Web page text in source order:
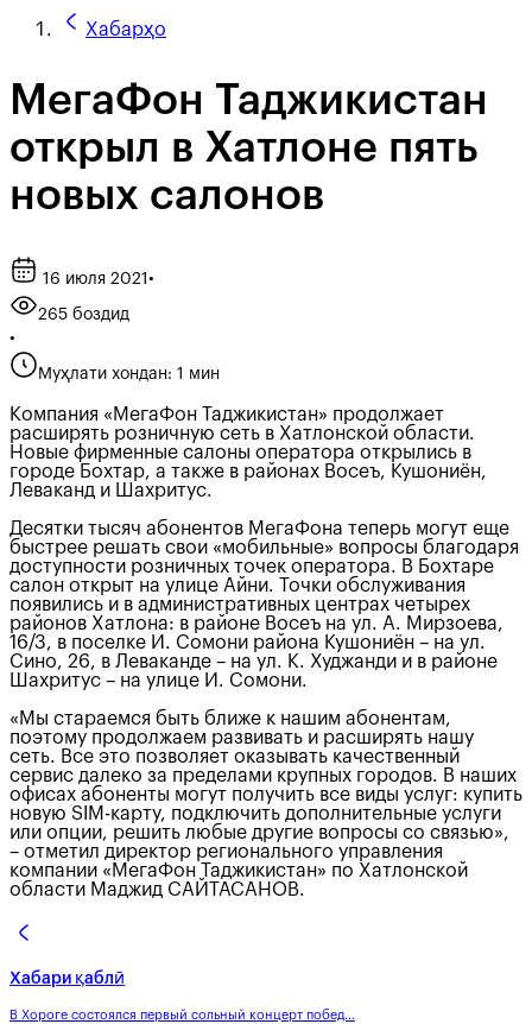
Хабарҳо
МегаФон Таджикистан
открыл в Хатлоне пять
новых салонов
16 июля 2021 •
265 боздид
•
Муҳлати хондан: 1 мин
Компания «МегаФон Таджикистан» продолжает
расширять розничную сеть в Хатлонской области.
Новые фирменные салоны оператора открылись в
городе Бохтар, а также в районах Восеъ, Кушониён,
Леваканд и Шахритус.
Десятки тысяч абонентов МегаФона теперь могут еще
быстрее решать свои «мобильные» вопросы благодаря
доступности розничных точек оператора. В Бохтаре
салон открыт на улице Айни. Точки обслуживания
появились и в административных центрах четырех
районов Хатлона: в районе Восеъ на ул. А. Мирзоева,
16/3, в поселке И. Сомони района Кушониён – на ул.
Сино, 26, в Леваканде – на ул. К. Худжанди и в районе
Шахритус – на улице И. Сомони.
«Мы стараемся быть ближе к нашим абонентам,
поэтому продолжаем развивать и расширять нашу
сеть. Все это позволяет оказывать качественный
сервис далеко за пределами крупных городов. В наших
офисах абоненты могут получить все виды услуг: купить
новую SIM-карту, подключить дополнительные услуги
или опции, решить любые другие вопросы со связью»,
– отметил директор регионального управления
компании «МегаФон Таджикистан» по Хатлонской
области Маджид САЙТАСАНОВ.
Хабари қаблӣ
В Хороге состоялся первый сольный концерт побед...